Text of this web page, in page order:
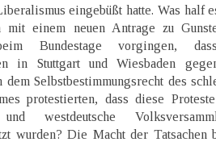
eingebüßt hatte. Was half
mit einem neuen Antrage zu
Bundestage vorgingen,
in Stuttgart und Wiesbaden
dem Selbstbestimmungsrecht des
protestierten, dass diese
westdeutsche
wurden? Die Macht der Tatsachen